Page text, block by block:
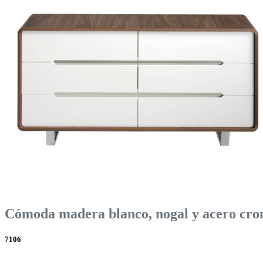
Cómoda madera blanco, nogal y acero
7106